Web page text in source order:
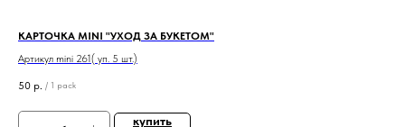
КАРТОЧКА MINI "УХОД ЗА БУКЕТОМ"
Артикул mini 261( уп. 5 шт.)
50 р. / 1 pack
купить